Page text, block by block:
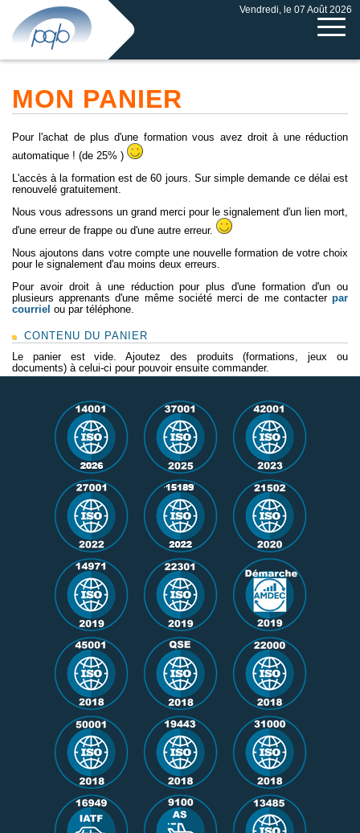
Vendredi, le 07 Août 2026
MON PANIER
Pour l'achat de plus d'une formation vous avez droit à une réduction
automatique ! (de 25% )
L'accès à la formation est de 60 jours. Sur simple demande ce délai est
renouvelé gratuitement.
Nous vous adressons un grand merci pour le signalement d'un lien mort,
d'une erreur de frappe ou d'une autre erreur.
Nous ajoutons dans votre compte une nouvelle formation de votre choix
pour le signalement d'au moins deux erreurs.
Pour avoir droit à une réduction pour plus d'une formation d'un ou
plusieurs apprenants d'une même société merci de me contacter par
courriel ou par téléphone.
CONTENU DU PANIER
Le panier est vide. Ajoutez des produits (formations, jeux ou
documents) à celui-ci pour pouvoir ensuite commander.